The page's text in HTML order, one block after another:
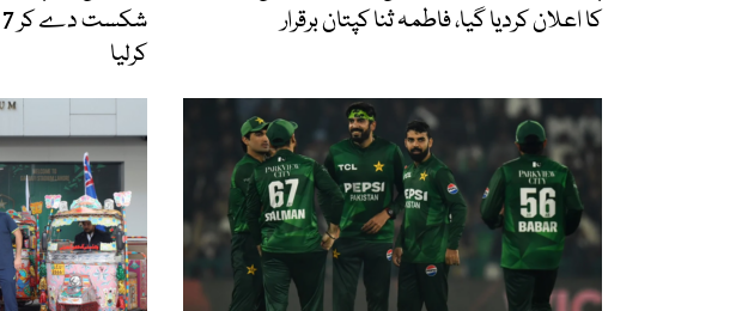
کا اعلان کردیا گیا، فاطمہ ثنا کپتان برقرار
کرلیا